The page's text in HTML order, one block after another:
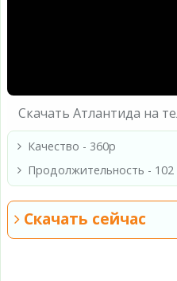
Скачать Атлантида на
Качество - 360p
Продолжительность - 102
Скачать сейчас